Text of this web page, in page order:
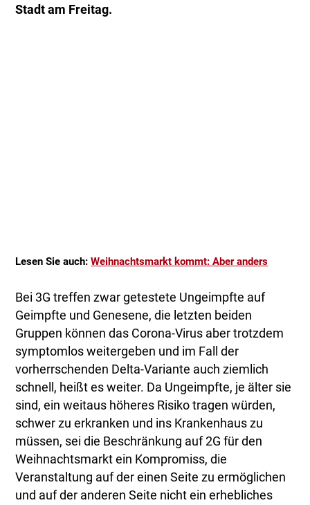
Stadt am Freitag.
Lesen Sie auch:Weihnachtsmarkt kommt: Aber anders
Bei 3G treffen zwar getestete Ungeimpfte auf
Geimpfte und Genesene, die letzten beiden
Gruppen können das Corona-Virus aber trotzdem
symptomlos weitergeben und im Fall der
vorherrschenden Delta-Variante auch ziemlich
schnell, heißt es weiter. Da Ungeimpfte, je älter sie
sind, ein weitaus höheres Risiko tragen würden,
schwer zu erkranken und ins Krankenhaus zu
müssen, sei die Beschränkung auf 2G für den
Weihnachtsmarkt ein Kompromiss, die
Veranstaltung auf der einen Seite zu ermöglichen
und auf der anderen Seite nicht ein erhebliches